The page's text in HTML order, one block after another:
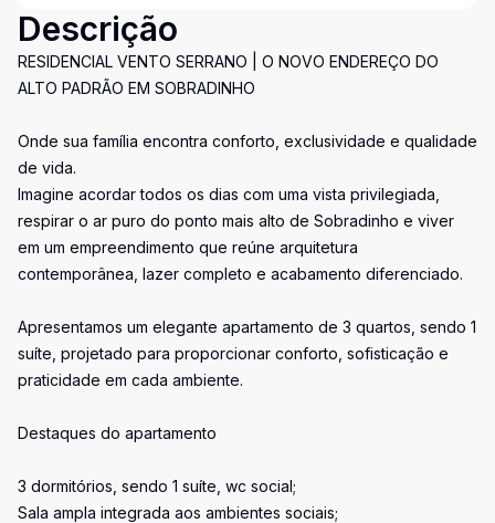
Descrição
RESIDENCIAL VENTO SERRANO | O NOVO ENDEREÇO DO
ALTO PADRÃO EM SOBRADINHO
Onde sua família encontra conforto, exclusividade e qualidade
de vida.
Imagine acordar todos os dias com uma vista privilegiada,
respirar o ar puro do ponto mais alto de Sobradinho e viver
em um empreendimento que reúne arquitetura
contemporânea, lazer completo e acabamento diferenciado.
Apresentamos um elegante apartamento de 3 quartos, sendo 1
suíte, projetado para proporcionar conforto, sofisticação e
praticidade em cada ambiente.
Destaques do apartamento
3 dormitórios, sendo 1 suíte, wc social;
Sala ampla integrada aos ambientes sociais;